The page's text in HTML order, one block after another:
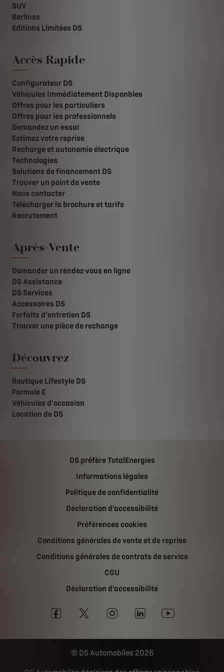
SUV
Berlines
Editions Limitées DS
Accès Rapide
Configurateur DS
Véhicules Immédiatement Disponbles
Offres pour les particuliers
Offres pour les professionnels
Demandez un essai
Estimez votre reprise
Recharge et autonomie électrique
Technologies
Solutions de financement DS
Trouver un point de vente
Nous contacter
Télécharger la brochure et tarifs
Recrutement
Après-Vente
Demander un rendez-vous en ligne
DS Assistance
DS Services
Accessoires DS
Forfaits d'entretien DS
Trouver une pièce de rechange
Découvrez
Boutique Lifestyle DS
Formule E
Véhicules d'occasion
Location de DS
DS préfère TotalEnergies
Informations légales
Politique de confidentialité
Déclaration d'accessibilité
Préférences cookies
Conditions générales de vente et de reprise
Conditions générales de contrats de service
CGU
Déclaration d'accessibilité
DS Automobiles 2026